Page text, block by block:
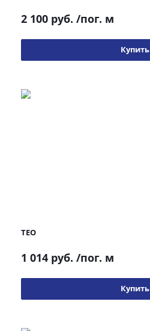
2 100 руб. /пог. м
Купить
TEO
1 014 руб. /пог. м
Купить